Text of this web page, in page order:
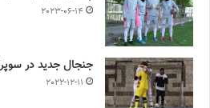
2023-06-14
جنجال جدید در
2022-12-11